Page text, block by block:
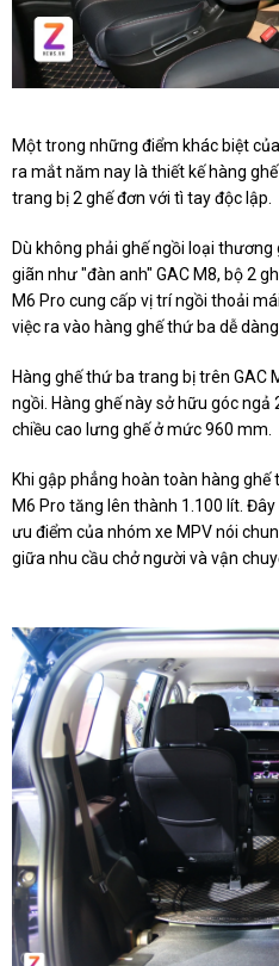
Một trong những điểm khác biệt
ra mắt năm nay là thiết kế hàng
trang bị 2 ghế đơn với tì tay độc lập.
Dù không phải ghế ngồi loại
giãn như "đàn anh" GAC M8, bộ 2
M6 Pro cung cấp vị trí ngồi thoải
việc ra vào hàng ghế thứ ba dễ
Hàng ghế thứ ba trang bị trên GAC
ngồi. Hàng ghế này sở hữu góc ngả
chiều cao lưng ghế ở mức 960 mm.
Khi gập phẳng hoàn toàn hàng
M6 Pro tăng lên thành 1.100 lít.
ưu điểm của nhóm xe MPV nói
giữa nhu cầu chở người và vận